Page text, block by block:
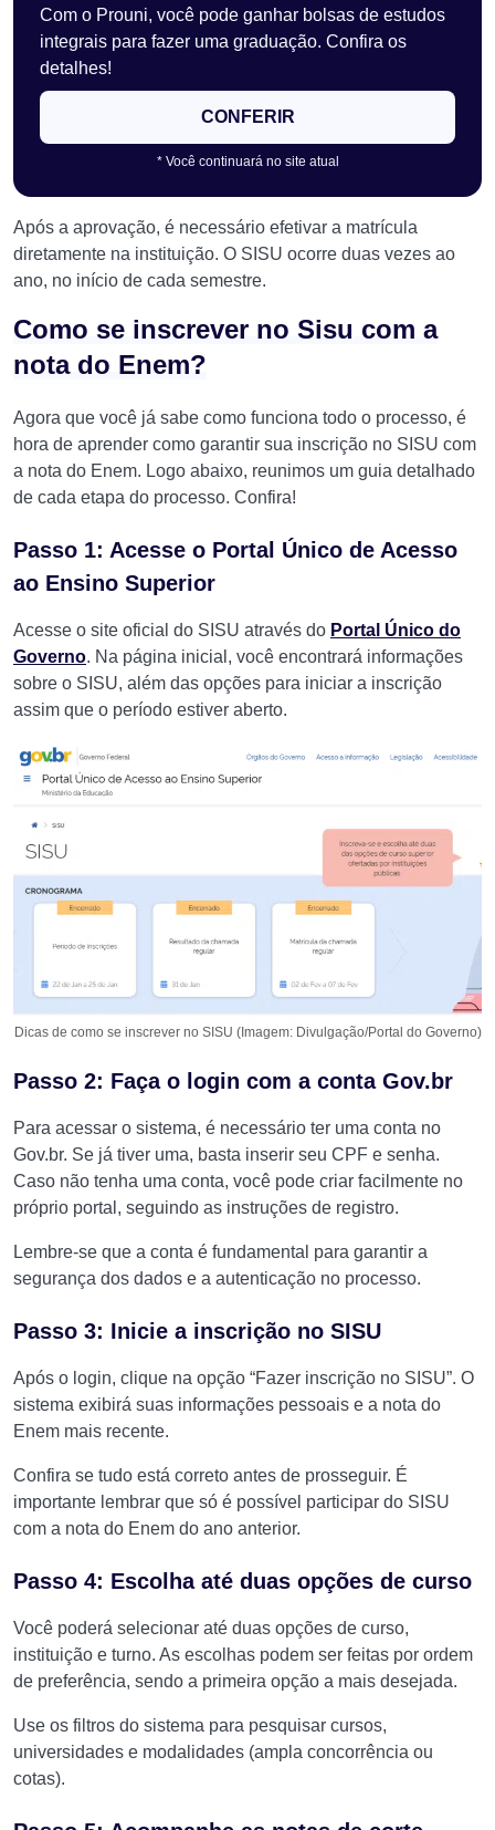
Com o Prouni, você pode ganhar bolsas de estudos
integrais para fazer uma graduação. Confira os
detalhes!
CONFERIR
* Você continuará no site atual
Após a aprovação, é necessário efetivar a matrícula
diretamente na instituição. O SISU ocorre duas vezes ao
ano, no início de cada semestre.
Como se inscrever no Sisu com a
nota do Enem?
Agora que você já sabe como funciona todo o processo, é
hora de aprender como garantir sua inscrição no SISU com
a nota do Enem. Logo abaixo, reunimos um guia detalhado
de cada etapa do processo. Confira!
Passo 1: Acesse o Portal Único de Acesso
ao Ensino Superior
Acesse o site oficial do SISU através do Portal Único do
Governo. Na página inicial, você encontrará informações
sobre o SISU, além das opções para iniciar a inscrição
assim que o período estiver aberto.
Dicas de como se inscrever no SISU (Imagem: Divulgação/Portal do Governo)
Passo 2: Faça o login com a conta Gov.br
Para acessar o sistema, é necessário ter uma conta no
Gov.br. Se já tiver uma, basta inserir seu CPF e senha.
Caso não tenha uma conta, você pode criar facilmente no
próprio portal, seguindo as instruções de registro.
Lembre-se que a conta é fundamental para garantir a
segurança dos dados e a autenticação no processo.
Passo 3: Inicie a inscrição no SISU
Após o login, clique na opção “Fazer inscrição no SISU”. O
sistema exibirá suas informações pessoais e a nota do
Enem mais recente.
Confira se tudo está correto antes de prosseguir. É
importante lembrar que só é possível participar do SISU
com a nota do Enem do ano anterior.
Passo 4: Escolha até duas opções de curso
Você poderá selecionar até duas opções de curso,
instituição e turno. As escolhas podem ser feitas por ordem
de preferência, sendo a primeira opção a mais desejada.
Use os filtros do sistema para pesquisar cursos,
universidades e modalidades (ampla concorrência ou
cotas).